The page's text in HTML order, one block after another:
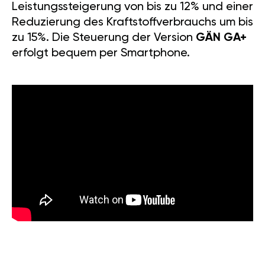
Leistungssteigerung von bis zu 12% und einer
Reduzierung des Kraftstoffverbrauchs um bis
zu 15%. Die Steuerung der Version GÄN GA+
erfolgt bequem per Smartphone.